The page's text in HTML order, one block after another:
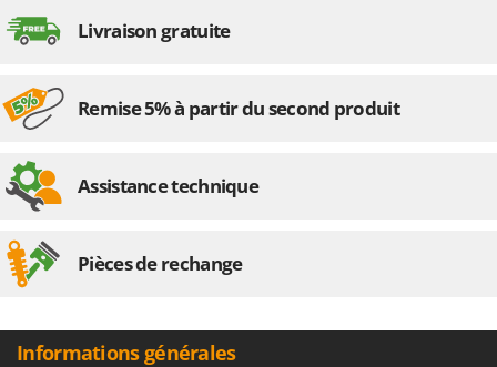
Z
ZGrills
Zomax
Livraison gratuite
Remise 5% à partir du second produit
Assistance technique
Pièces de rechange
Informations générales